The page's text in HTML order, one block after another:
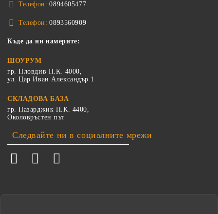
Телефон: 0894605477
Телефон: 0893560909
Къде да ни намерите:
ШОУРУМ
гр. Пловдив П.К. 4000,
ул. Цар Иван Александър 1
СКЛАДОВА БАЗА
гр. Пазарджик П.К. 4400,
Околовръстен път
Следвайте ни в социалните мрежи